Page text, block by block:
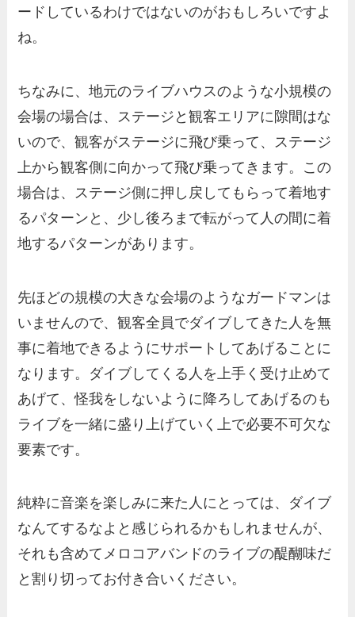
ードしているわけではないのがおもしろいですよ
ね。
ちなみに、地元のライブハウスのような小規模の
会場の場合は、ステージと観客エリアに隙間はな
いので、観客がステージに飛び乗って、ステージ
上から観客側に向かって飛び乗ってきます。この
場合は、ステージ側に押し戻してもらって着地す
るパターンと、少し後ろまで転がって人の間に着
地するパターンがあります。
先ほどの規模の大きな会場のようなガードマンは
いませんので、観客全員でダイブしてきた人を無
事に着地できるようにサポートしてあげることに
なります。ダイブしてくる人を上手く受け止めて
あげて、怪我をしないように降ろしてあげるのも
ライブを一緒に盛り上げていく上で必要不可欠な
要素です。
純粋に音楽を楽しみに来た人にとっては、ダイブ
なんてするなよと感じられるかもしれませんが、
それも含めてメロコアバンドのライブの醍醐味だ
と割り切ってお付き合いください。